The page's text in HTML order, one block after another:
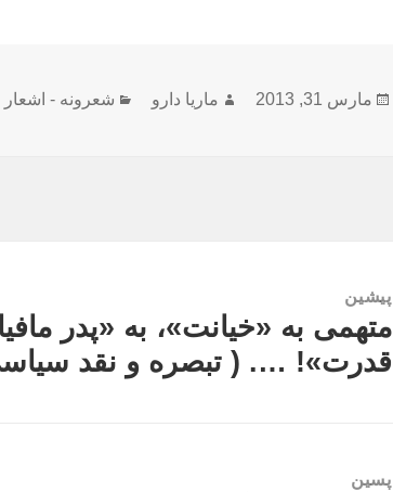
ارسال
مارس 31, 2013 نویسنده
ماریا دارو دسته‌ها
شعرونه - اشعار
پیشین
نوشته
قبلی:
متهمی به «خیانت»، به «پدر
قدرت»! …. ( تبصره و نقد
پسین